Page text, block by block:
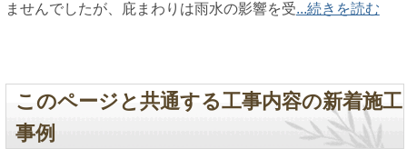
ませんでしたが、庇まわりは雨水の影響を受...続きを読む
このページと共通する工事内容の新着施工
事例